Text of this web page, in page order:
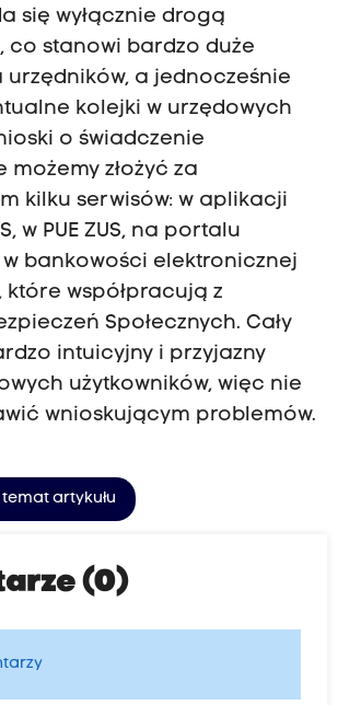
się wyłącznie drogą
co stanowi bardzo duże
urzędników, a jednocześnie
kolejki w urzędowych
o świadczenie
możemy złożyć za
kilku serwisów: w aplikacji
w PUE ZUS, na portalu
w bankowości elektronicznej
które współpracują z
Społecznych. Cały
intuicyjny i przyjazny
użytkowników, więc nie
wnioskującym problemów.
artykułu
(0)